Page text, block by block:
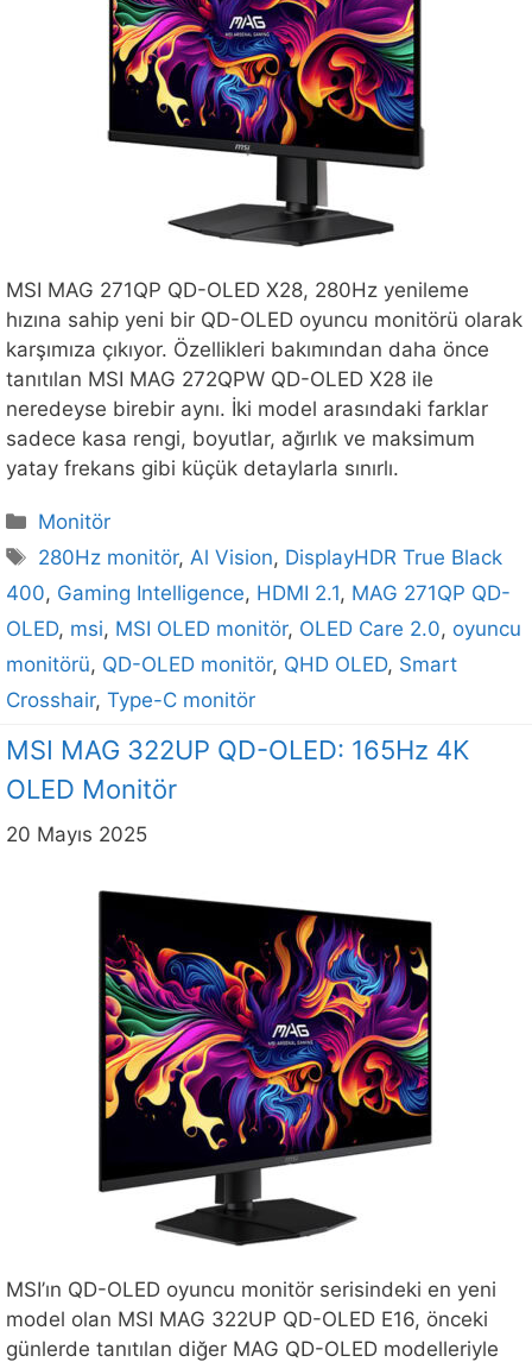
MSI MAG 271QP QD-OLED X28, 280Hz yenileme
hızına sahip yeni bir QD-OLED oyuncu monitörü olarak
karşımıza çıkıyor. Özellikleri bakımından daha önce
tanıtılan MSI MAG 272QPW QD-OLED X28 ile
neredeyse birebir aynı. İki model arasındaki farklar
sadece kasa rengi, boyutlar, ağırlık ve maksimum
yatay frekans gibi küçük detaylarla sınırlı.
Kategoriler
Monitör
Etiketler
280Hz monitör,Al Vision, DisplayHDR True Black
400, Gaming Intelligence, HDMI 2.1, MAG 271QP QD-
OLED, msi, MSI OLED monitör, OLED Care 2.0, oyuncu
monitörü, QD-OLED monitör, QHD OLED, Smart
Crosshair, Type-C monitör
MSI MAG 322UP QD-OLED: 165Hz 4K
OLED Monitör
20 Mayıs 2025
MSI’ın QD-OLED oyuncu monitör serisindeki en yeni
model olan MSI MAG 322UP QD-OLED E16, önceki
günlerde tanıtılan diğer MAG QD-OLED modelleriyle